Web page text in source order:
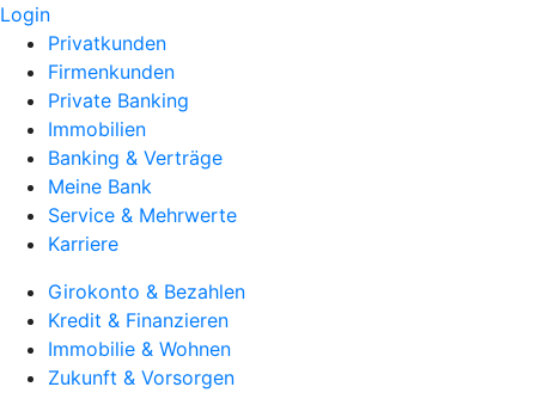
Login
Privatkunden
Firmenkunden
Private Banking
Immobilien
Banking & Verträge
Meine Bank
Service & Mehrwerte
Karriere
Girokonto & Bezahlen
Kredit & Finanzieren
Immobilie & Wohnen
Zukunft & Vorsorgen